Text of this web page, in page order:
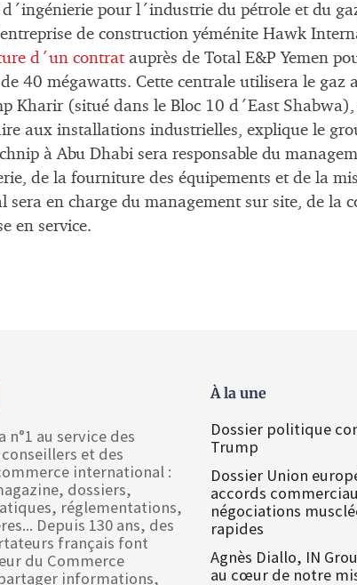
pour l´industrie du pétrole et du
de construction yéménite Hawk
d´un contrat auprès de Total E&P Yemen
40 mégawatts. Cette centrale utilisera le gaz
Kharir (situé dans le Bloc 10 d´East Shabwa),
aux installations industrielles, explique le
à Abu Dhabi sera responsable du
de la fourniture des équipements et de la
en charge du management sur site, de la
en service.
n°1 au service des
et des
international :
dossiers,
réglementations,
Depuis 130 ans, des
français font
du Commerce
informations,
À la une
Dossier politique
Trump
Dossier Union
accords
négociations
rapides
Agnès Diallo, IN
au cœur de notre